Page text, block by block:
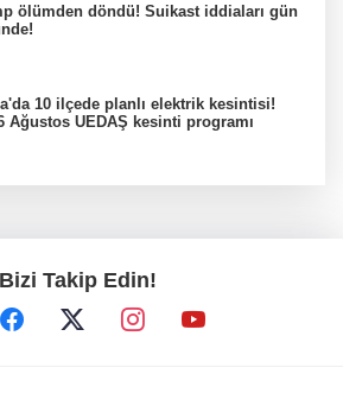
ölümden döndü! Suikast iddiaları gün
10 ilçede planlı elektrik kesintisi!
Ağustos UEDAŞ kesinti programı
YENİ Parti İl Başkanı Nihat Yeşiltaş'ın
belli oldu!
Bizi Takip Edin!